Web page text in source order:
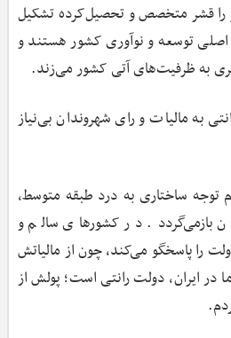
را قشر متخصص و تحصیل‌کرده تشکیل
توسعه و نوآوری کشور هستند و
به ظرفیت‌های آتی کشور می‌زند.
به مالیات و رای شهروندان بی‌نیاز
توجه ساختاری به درد طبقه متوسط،
بازمی‌گردد. در کشورهای سالم و
را پاسخگو می‌کند، چون از مالیاتش
ایران، دولت رانتی است؛ پولش از